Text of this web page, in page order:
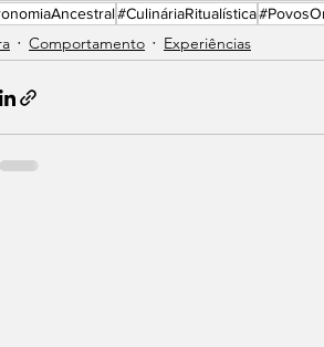
#CulináriaRitualística
Comportamento Experiências